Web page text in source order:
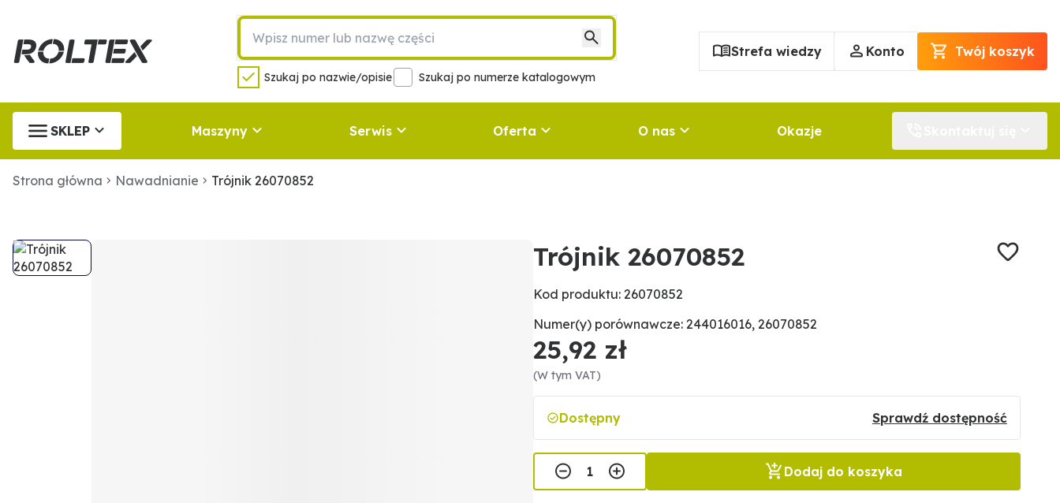
Szukaj po nazwie/opisie Szukaj po numerze katalogowym
Strefa wiedzy Konto Twój koszyk
SKLEP Maszyny Serwis Oferta O nas Okazje
Strona główna Nawadnianie Trójnik 26070852
Trójnik 26070852
Kod produktu: 26070852
Numer(y) porównawcze: 244016016, 26070852
25,92 zł
(W tym VAT)
Dostępny Sprawdź dostępność
Dodaj do koszyka